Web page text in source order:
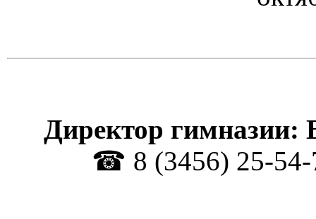
Директор гимназии:
☎ 8 (3456) 25-54-